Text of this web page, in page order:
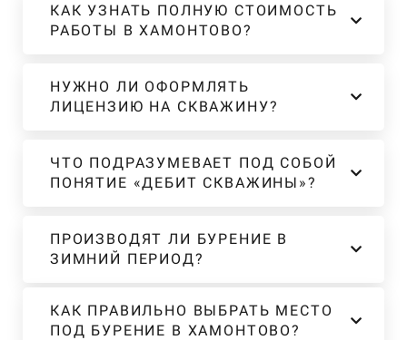
КАК УЗНАТЬ ПОЛНУЮ СТОИМОСТЬ
РАБОТЫ В ХАМОНТОВО?
НУЖНО ЛИ ОФОРМЛЯТЬ
ЛИЦЕНЗИЮ НА СКВАЖИНУ?
ЧТО ПОДРАЗУМЕВАЕТ ПОД СОБОЙ
ПОНЯТИЕ «ДЕБИТ СКВАЖИНЫ»?
ПРОИЗВОДЯТ ЛИ БУРЕНИЕ В
ЗИМНИЙ ПЕРИОД?
КАК ПРАВИЛЬНО ВЫБРАТЬ МЕСТО
ПОД БУРЕНИЕ В ХАМОНТОВО?